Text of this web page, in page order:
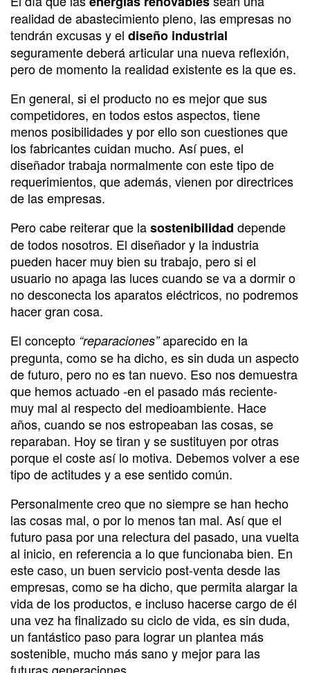
realidad de abastecimiento pleno, las empresas no
tendrán excusas y el diseño industrial
seguramente deberá articular una nueva reflexión,
pero de momento la realidad existente es la que es.
En general, si el producto no es mejor que sus
competidores, en todos estos aspectos, tiene
menos posibilidades y por ello son cuestiones que
los fabricantes cuidan mucho. Así pues, el
diseñador trabaja normalmente con este tipo de
requerimientos, que además, vienen por directrices
de las empresas.
Pero cabe reiterar que lasostenibilidad depende
de todos nosotros. El diseñador y la industria
pueden hacer muy bien su trabajo, pero si el
usuario no apaga las luces cuando se va a dormir o
no desconecta los aparatos eléctricos, no podremos
hacer gran cosa.
El concepto “reparaciones”aparecido en la
pregunta, como se ha dicho, es sin duda un aspecto
de futuro, pero no es tan nuevo. Eso nos demuestra
que hemos actuado -en el pasado más reciente-
muy mal al respecto del medioambiente. Hace
años, cuando se nos estropeaban las cosas, se
reparaban. Hoy se tiran y se sustituyen por otras
porque el coste así lo motiva. Debemos volver a ese
tipo de actitudes y a ese sentido común.
Personalmente creo que no siempre se han hecho
las cosas mal, o por lo menos tan mal. Así que el
futuro pasa por una relectura del pasado, una vuelta
al inicio, en referencia a lo que funcionaba bien. En
este caso, un buen servicio post-venta desde las
empresas, como se ha dicho, que permita alargar la
vida de los productos, e incluso hacerse cargo de él
una vez ha finalizado su ciclo de vida, es sin duda,
un fantástico paso para lograr un plantea más
sostenible, mucho más sano y mejor para las
futuras generaciones.